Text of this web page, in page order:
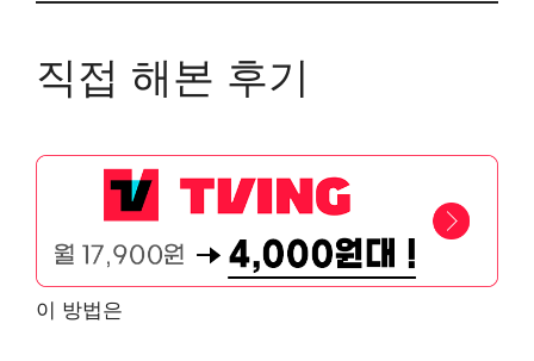
직접 해본 후기
이 방법은